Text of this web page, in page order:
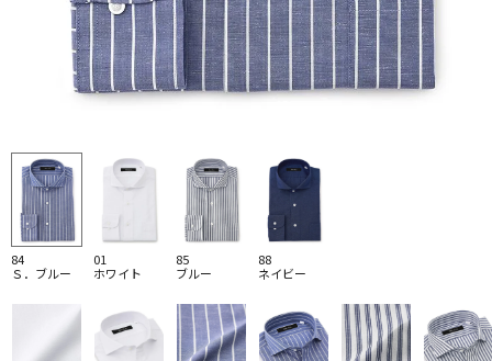
84
Ｓ．ブルー
01
ホワイト
85
ブルー
88
ネイビー